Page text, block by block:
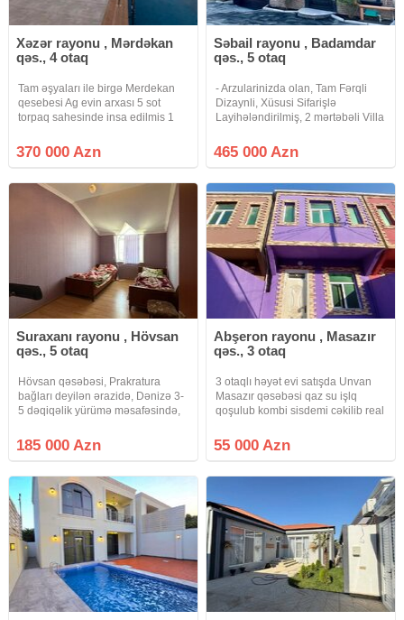
Xəzər rayonu , Mərdəkan
qəs., 4 otaq
Tam əşyaları ile birgə Merdekan
qesebesi Ag evin arxası 5 sot
torpaq sahesinde insa edilmis 1
sahesi 150 kvmdir. Holl, 1 zal, 3
yataq otağı, 1 metbexi, 2 sanuzeli
370 000 Azn
Səbail rayonu , Badamdar
qəs., 5 otaq
- Arzularinizda olan, Tam Fərqli
Dizaynli, Xüsusi Sifarişlə
Layihələndirilmiş, 2 mərtəbəli Villa
Xüsusi Sifarişlə Tikilmiş Villanin -
Fasadi, Həyəti, Hasarlarin və
465 000 Azn
Suraxanı rayonu , Hövsan
qəs., 5 otaq
Hövsan qəsəbəsi, Prakratura
bağları deyilən ərazidə, Dənizə 3-
5 dəqiqəlik yürümə məsafəsində,
(bağ evi) satıram. Ev, imumi 6.2-
sot torpaqda tikilib. Sənədi-Paket,
185 000 Azn
Abşeron rayonu , Masazır
qəs., 3 otaq
3 otaqlı həyət evi satışda Unvan
Masazır qəsəbəsi qaz su işlq
qoşulub kombi sisdemi cəkilib real
yaxındır kupca var
55 000 Azn